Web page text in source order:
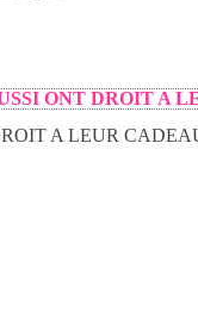
ONT DROIT A